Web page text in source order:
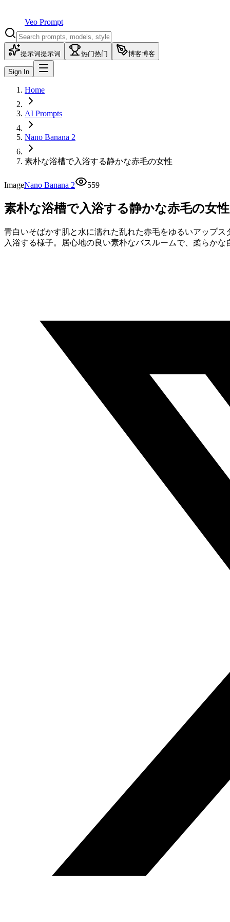
Veo Prompt
提示词提示词 热门热门 博客博客
Sign In
Home
AI Prompts
Nano Banana 2
素朴な浴槽で入浴する静かな赤毛の女性
ImageNano Banana 2 559
素朴な浴槽で入浴する静かな赤毛の女性
青白いそばかす肌と水に濡れた乱れた赤毛をゆるいアップ
入浴する様子。居心地の良い素朴なバスルームで、柔らか